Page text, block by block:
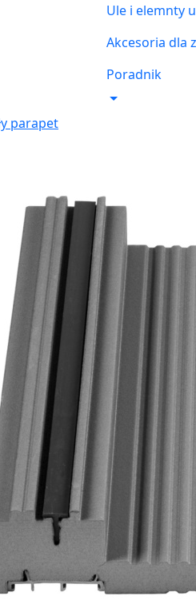
Ule i elemnty
Akcesoria dla
Poradnik
parapet